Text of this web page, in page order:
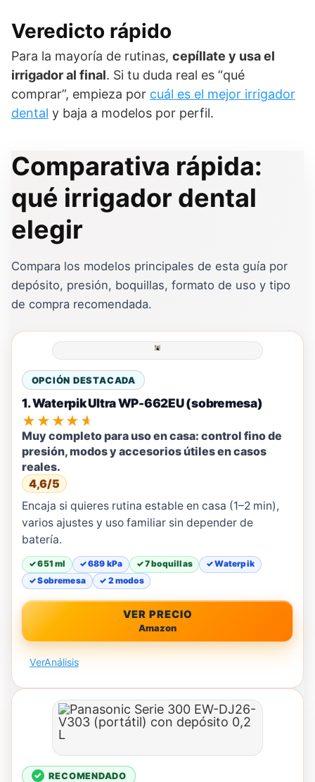
Veredicto rápido
Para la mayoría de rutinas, cepíllate y usa el
irrigador al final. Si tu duda real es “qué
comprar”, empieza por cuál es el mejor irrigador
dental y baja a modelos por perfil.
Comparativa rápida:
qué irrigador dental
elegir
Compara los modelos principales de esta guía por
depósito, presión, boquillas, formato de uso y tipo
de compra recomendada.
OPCIÓN DESTACADA
1. Waterpik Ultra WP-662EU (sobremesa)
★★★★★
Muy completo para uso en casa: control fino de
presión, modos y accesorios útiles en casos
reales.
4,6/5
Encaja si quieres rutina estable en casa (1–2 min),
varios ajustes y uso familiar sin depender de
batería.
✓ 651 ml ✓ 689 kPa ✓ 7 boquillas
✓ Waterpik
✓ Sobremesa
✓ 2 modos
VER PRECIO
Amazon
VerAnálisis
RECOMENDADO